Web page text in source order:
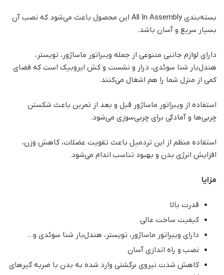
بسته‌بندی All In Assembly این محصول باعث می‌شود که نصب آن
بسیار سریع و آسان باشد.
دارای لوازم جانبی متنوعی از جمله ویبراتور ماساژور، تویستر،
هندل‌بار شنا سوئدی، دراز و نشست و کش ایروبیک است که فضای
کمی از منزل شما را هم اشغال می‌کنند.
استفاده از ویبراتور ماساژور قبل و بعد از تمرین باعث شکستن
چربی‌ها و آمادگی برای چربی‌سوزی می‌شود.
استفاده منظم از این تردمیل باعث تقویت عضلات، کاهش وزن،
افزایش انرژی بدن و بهبود تناسب اندام می‌شود.
مزایا
قدرت بالا
کیفیت ساخت عالی
دارای ویبراتور ماساژور، تویستر، هندل‌بار شنا سوئدی و…
نصب و راه اندازی آسان
کاهش شدت نیروی برگشتی وارد شده به بدن با ضربه گیرهای